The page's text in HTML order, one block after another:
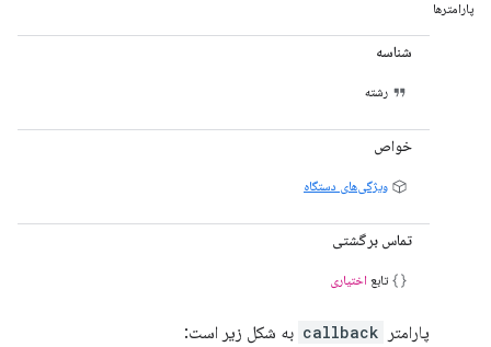
پارامترها
شناسه
رشته
خواص
ویژگی‌های دستگاه
تماس برگشتی
تابع اختیاری
پارامتر callback به شکل زیر است: